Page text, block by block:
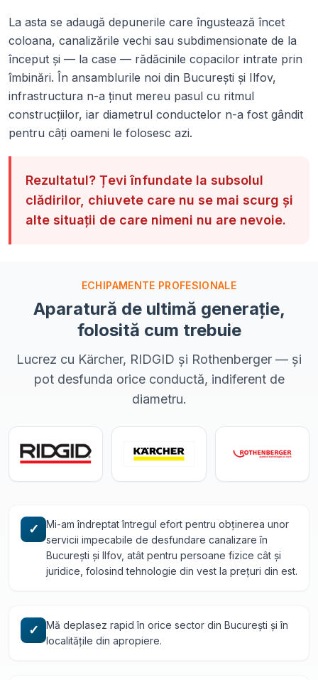
La asta se adaugă depunerile care îngustează încet
coloana, canalizările vechi sau subdimensionate de la
început și — la case — rădăcinile copacilor intrate prin
îmbinări. În ansamblurile noi din București și Ilfov,
infrastructura n-a ținut mereu pasul cu ritmul
construcțiilor, iar diametrul conductelor n-a fost gândit
pentru câți oameni le folosesc azi.
Rezultatul? Țevi înfundate la subsolul
clădirilor, chiuvete care nu se mai scurg și
alte situații de care nimeni nu are nevoie.
ECHIPAMENTE PROFESIONALE
Aparatură de ultimă generație,
folosită cum trebuie
Lucrez cu Kärcher, RIDGID și Rothenberger — și
pot desfunda orice conductă, indiferent de
diametru.
✓
Mi-am îndreptat întregul efort pentru obținerea unor
servicii impecabile de desfundare canalizare în
București și Ilfov, atât pentru persoane fizice cât și
juridice, folosind tehnologie din vest la prețuri din est.
✓
Mă deplasez rapid în orice sector din București și în
localitățile din apropiere.